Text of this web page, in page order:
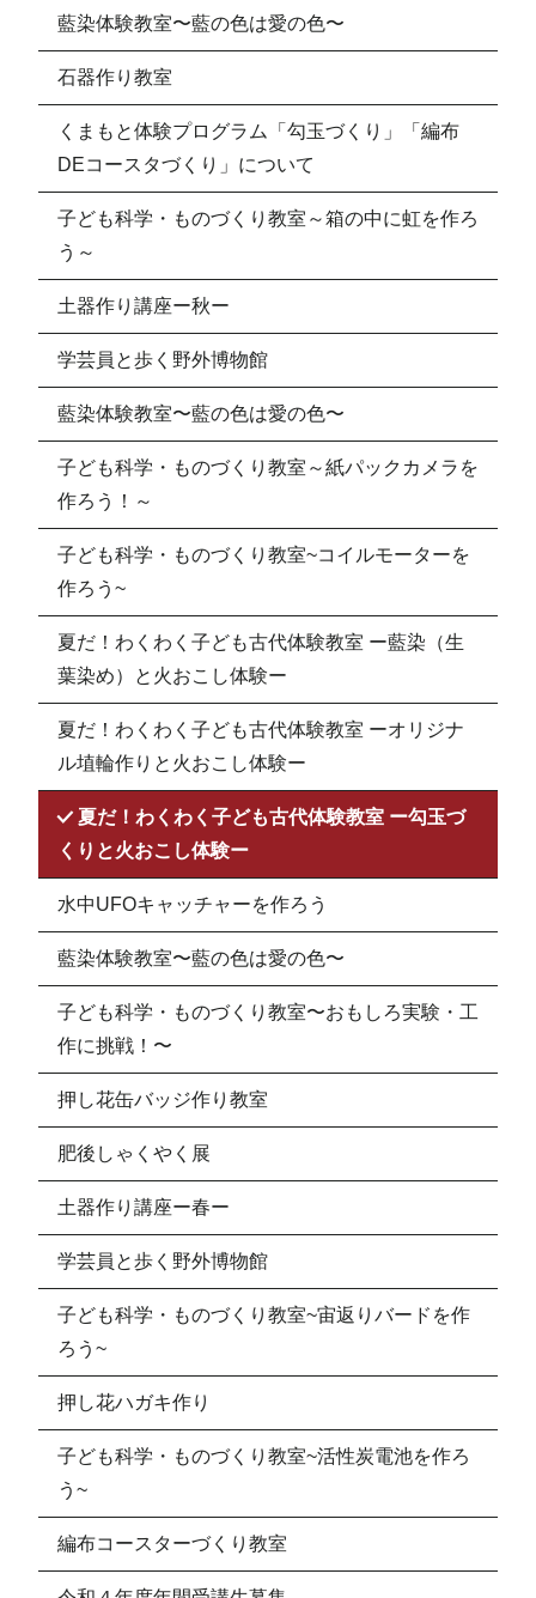
藍染体験教室〜藍の色は愛の色〜
石器作り教室
くまもと体験プログラム「勾玉づくり」「編布
DEコースタづくり」について
子ども科学・ものづくり教室～箱の中に虹を作ろ
う～
土器作り講座ー秋ー
学芸員と歩く野外博物館
藍染体験教室〜藍の色は愛の色〜
子ども科学・ものづくり教室～紙パックカメラを
作ろう！～
子ども科学・ものづくり教室~コイルモーターを
作ろう~
夏だ！わくわく子ども古代体験教室 ー藍染（生
葉染め）と火おこし体験ー
夏だ！わくわく子ども古代体験教室 ーオリジナ
ル埴輪作りと火おこし体験ー
夏だ！わくわく子ども古代体験教室 ー勾玉づ
くりと火おこし体験ー
水中UFOキャッチャーを作ろう
藍染体験教室〜藍の色は愛の色〜
子ども科学・ものづくり教室〜おもしろ実験・工
作に挑戦！〜
押し花缶バッジ作り教室
肥後しゃくやく展
土器作り講座ー春ー
学芸員と歩く野外博物館
子ども科学・ものづくり教室~宙返りバードを作
ろう~
押し花ハガキ作り
子ども科学・ものづくり教室~活性炭電池を作ろ
う~
編布コースターづくり教室